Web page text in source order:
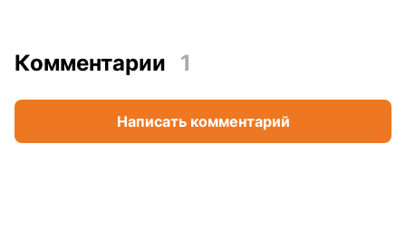
Комментарии 1
Написать комментарий